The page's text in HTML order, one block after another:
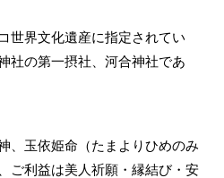
世界文化遺産に指定されてい
社の第一摂社、河合神社であ
、玉依姫命（たまよりひめのみ
ご利益は美人祈願・縁結び・安